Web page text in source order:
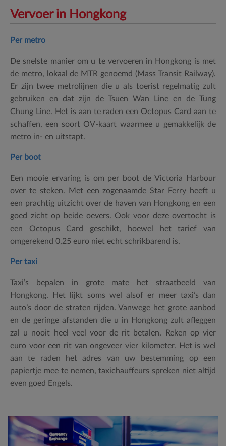
Vervoer in Hongkong
Per metro
De snelste manier om u te vervoeren in Hongkong is met
de metro, lokaal de MTR genoemd (Mass Transit Railway).
Er zijn twee metrolijnen die u als toerist regelmatig zult
gebruiken en dat zijn de Tsuen Wan Line en de Tung
Chung Line. Het is aan te raden een Octopus Card aan te
schaffen, een soort OV-kaart waarmee u gemakkelijk de
metro in- en uitstapt.
Per boot
Een mooie ervaring is om per boot de Victoria Harbour
over te steken. Met een zogenaamde Star Ferry heeft u
een prachtig uitzicht over de haven van Hongkong en een
goed zicht op beide oevers. Ook voor deze overtocht is
een Octopus Card geschikt, hoewel het tarief van
omgerekend 0,25 euro niet echt schrikbarend is.
Per taxi
Taxi’s bepalen in grote mate het straatbeeld van
Hongkong. Het lijkt soms wel alsof er meer taxi’s dan
auto’s door de straten rijden. Vanwege het grote aanbod
en de geringe afstanden die u in Hongkong zult afleggen
zal u nooit heel veel voor de rit betalen. Reken op vier
euro voor een rit van ongeveer vier kilometer. Het is wel
aan te raden het adres van uw bestemming op een
papiertje mee te nemen, taxichauffeurs spreken niet altijd
even goed Engels.